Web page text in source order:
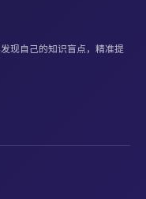
现自己的知识盲点，精准提